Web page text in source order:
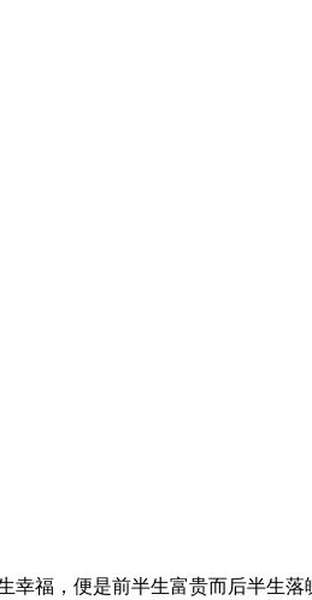
，便是前半生富贵而后半生